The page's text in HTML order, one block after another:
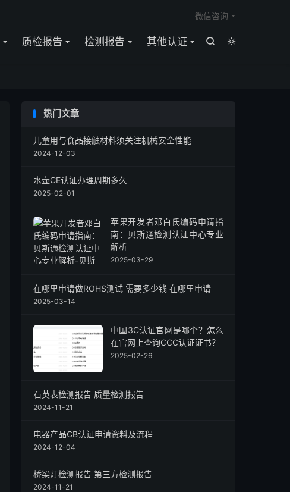


质检报告 检测报告 其他认证
微信咨询
热门文章
儿童用与食品接触材料须关注机械安全性能
2024-12-03
水壶CE认证办理周期多久
2025-02-01
苹果开发者邓白氏编码申请指
南：贝斯通检测认证中心专业
解析
2025-03-29
在哪里申请做ROHS测试 需要多少钱 在哪里申请
2025-03-14
中国3C认证官网是哪个？怎么
在官网上查询CCC认证证书？
2025-02-26
石英表检测报告 质量检测报告
2024-11-21
电器产品CB认证申请资料及流程
2024-12-04
桥梁灯检测报告 第三方检测报告
2024-11-21